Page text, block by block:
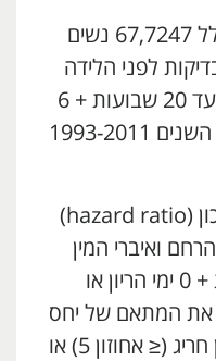
מחקר מבוסס אוכלוסיה זה כלל 67,7247 נשים
בדיקות לפני הלידה
בין 11 שבועות + 0 ימי הריון עד 20 שבועות + 6
ימי הריון באונטריו, קנדה, בין השנים 1993-2011
החוקרים חישבו את יחס הסיכון (hazard ratio)
ואיברי המין
שאובחנו החל מ-21 שבועות + 0 ימי הריון או
את המתאם של יחס
זה עם תוצאות נמוכות באופן חריג (≤ אחוזון 5) או